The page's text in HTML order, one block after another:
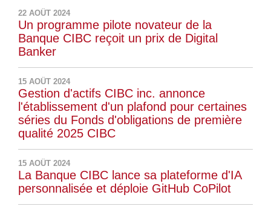
22 AOÛT 2024
Un programme pilote novateur de la
Banque CIBC reçoit un prix de Digital
Banker
15 AOÛT 2024
Gestion d'actifs CIBC inc. annonce
l'établissement d'un plafond pour certaines
séries du Fonds d'obligations de première
qualité 2025 CIBC
15 AOÛT 2024
La Banque CIBC lance sa plateforme d'IA
personnalisée et déploie GitHub CoPilot